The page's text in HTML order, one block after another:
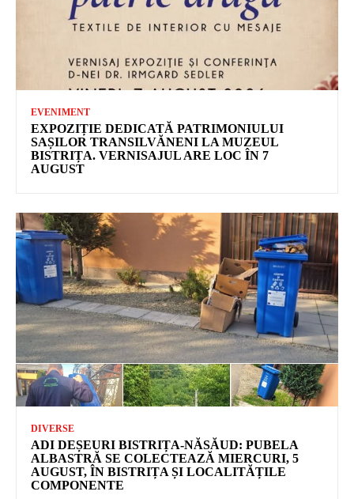
EVENIMENT
EXPOZIȚIE DEDICATĂ PATRIMONIULUI
SAȘILOR TRANSILVĂNENI LA MUZEUL
BISTRIȚA. VERNISAJUL ARE LOC ÎN 7
AUGUST
DIVERSE
ADI DEȘEURI BISTRIȚA-NĂSĂUD: PUBELA
ALBASTRĂ SE COLECTEAZĂ MIERCURI, 5
AUGUST, ÎN BISTRIȚA ȘI LOCALITĂȚILE
COMPONENTE